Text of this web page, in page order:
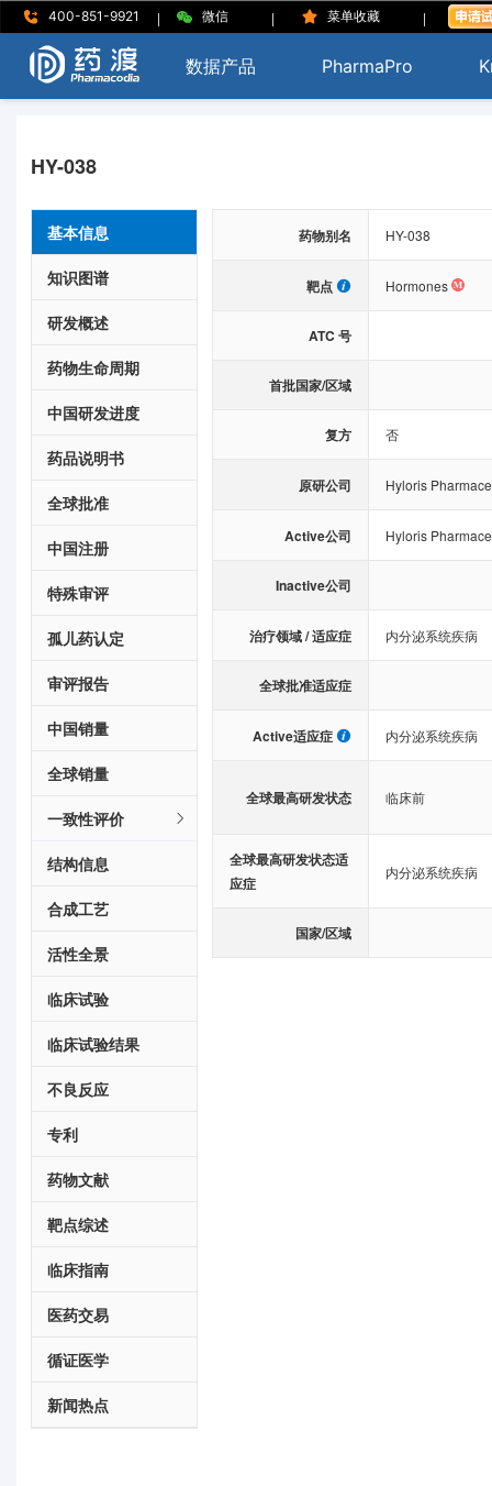
400-851-9921 | 微信 | 菜单收藏 |
数据产品 PharmaPro
HY-038
基本信息
知识图谱
研发概述
药物生命周期
中国研发进度
药品说明书
全球批准
中国注册
特殊审评
孤儿药认定
审评报告
中国销量
全球销量
一致性评价
结构信息
合成工艺
活性全景
临床试验
临床试验结果
不良反应
专利
药物文献
靶点综述
临床指南
医药交易
循证医学
新闻热点
药物别名 HY-038
靶点 Hormones
ATC 号
首批国家/区域
复方 否
原研公司 Hyloris
Active公司 Hyloris
Inactive公司
治疗领域 / 适应症 内分泌系统疾病
全球批准适应症
Active适应症 内分泌系统疾病
全球最高研发状态 临床前
全球最高研发状态适
应症
内分泌系统疾病
国家/区域